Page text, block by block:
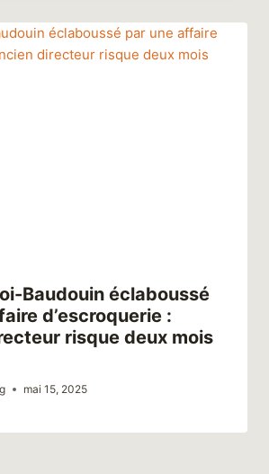
Baudouin éclaboussé
d’escroquerie :
risque deux mois
mai 15, 2025